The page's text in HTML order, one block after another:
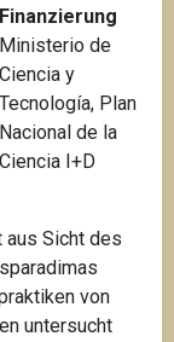
Finanzierung
Ministerio de
Ciencia y
Tecnología, Plan
Nacional de la
Ciencia I+D
aus Sicht des
von
untersucht